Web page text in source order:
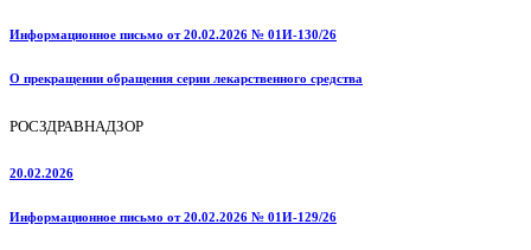
Информационное письмо от 20.02.2026 № 01И-130/26
О прекращении обращения серии лекарственного средства
РОСЗДРАВНАДЗОР
20.02.2026
Информационное письмо от 20.02.2026 № 01И-129/26